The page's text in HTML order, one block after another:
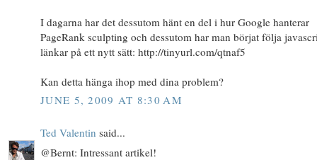
I dagarna har det dessutom hänt en del i hur Google hanterar
PageRank sculpting och dessutom har man börjat följa
länkar på ett nytt sätt: http://tinyurl.com/qtnaf5
Kan detta hänga ihop med dina problem?
JUNE 5, 2009 AT 8:30 AM
Ted Valentin said...
@Bernt: Intressant artikel!